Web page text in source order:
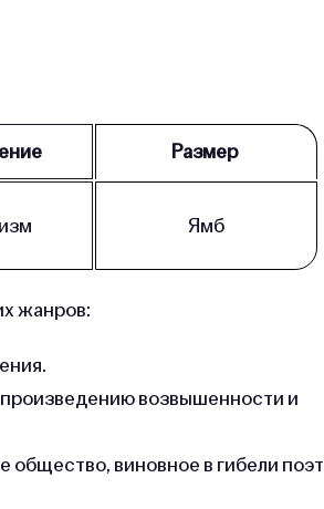
Размер
Ямб
жанров:
произведению возвышенности и
виновное в гибели